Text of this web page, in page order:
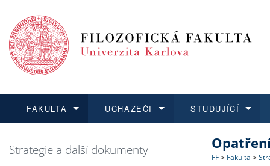
FAKULTA
Struktura
UCHAZEČI
Co
STUDUJÍCÍ
O vědě a
Aktuální
Strategie a další dokumenty FF > Fakulta >